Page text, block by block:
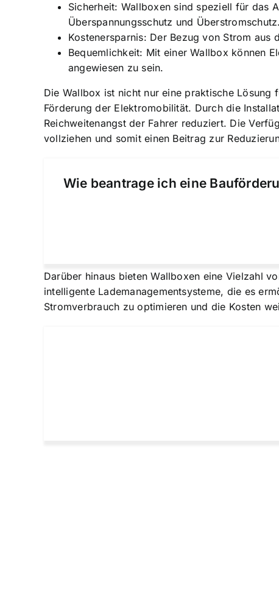
Sicherheit: Wallboxen sind speziell für das
Überspannungsschutz und Überstromschutz.
Kostenersparnis: Der Bezug von Strom
Bequemlichkeit: Mit einer Wallbox können
angewiesen zu sein.
Die Wallbox ist nicht nur eine praktische
Förderung der Elektromobilität. Durch die
Reichweitenangst der Fahrer reduziert. Die
vollziehen und somit einen Beitrag zur
Wie beantrage ich eine
Darüber hinaus bieten Wallboxen eine Vielzahl
intelligente Lademanagementsysteme, die es
Stromverbrauch zu optimieren und die Kosten